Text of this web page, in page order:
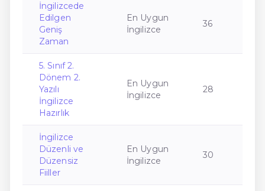
İngilizcede
Edilgen
Geniş
Zaman
En Uygun
İngilizce
36
5. Sınıf 2.
Dönem 2.
Yazılı
İngilizce
Hazırlık
En Uygun
İngilizce
28
İngilizce
Düzenli ve
Düzensiz
Fiiller
En Uygun
İngilizce
30